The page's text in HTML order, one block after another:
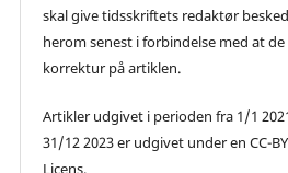
skal give tidsskriftets redaktør besked
herom senest i forbindelse med at
korrektur på artiklen.
Artikler udgivet i perioden fra 1/1
31/12 2023 er udgivet under en CC-
Licens.